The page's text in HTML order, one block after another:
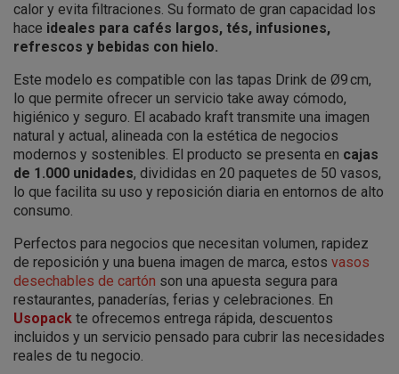
calor y evita filtraciones. Su formato de gran capacidad los
hace ideales para cafés largos, tés, infusiones,
refrescos y bebidas con hielo.
Este modelo es compatible con las tapas Drink de Ø9 cm,
lo que permite ofrecer un servicio take away cómodo,
higiénico y seguro. El acabado kraft transmite una imagen
natural y actual, alineada con la estética de negocios
modernos y sostenibles. El producto se presenta en cajas
de 1.000 unidades, divididas en 20 paquetes de 50 vasos,
lo que facilita su uso y reposición diaria en entornos de alto
consumo.
Perfectos para negocios que necesitan volumen, rapidez
de reposición y una buena imagen de marca, estos vasos
desechables de cartón son una apuesta segura para
restaurantes, panaderías, ferias y celebraciones. En
Usopack te ofrecemos entrega rápida, descuentos
incluidos y un servicio pensado para cubrir las necesidades
reales de tu negocio.